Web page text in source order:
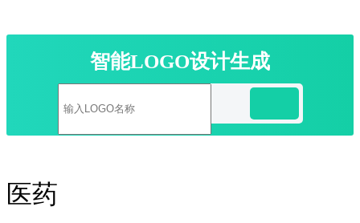
智能LOGO设计生成
医药